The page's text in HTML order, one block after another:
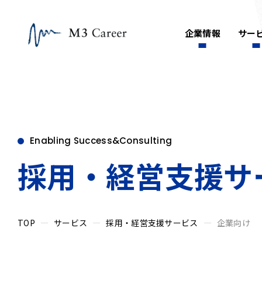
企業情報 サー
Enabling Success&Consulting
採用・経営支援
TOP サービス 採用・経営支援サービス 企業向け